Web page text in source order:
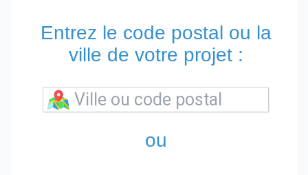
Entrez le code postal ou la
ville de votre projet :
ou